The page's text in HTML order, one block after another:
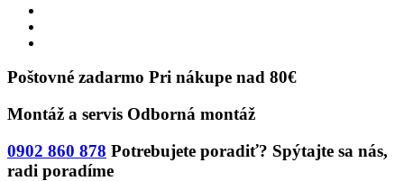
Poštovné zadarmo Pri nákupe nad 80€
Montáž a servis Odborná montáž
0902 860 878 Potrebujete poradiť? Spýtajte sa nás,
radi poradíme